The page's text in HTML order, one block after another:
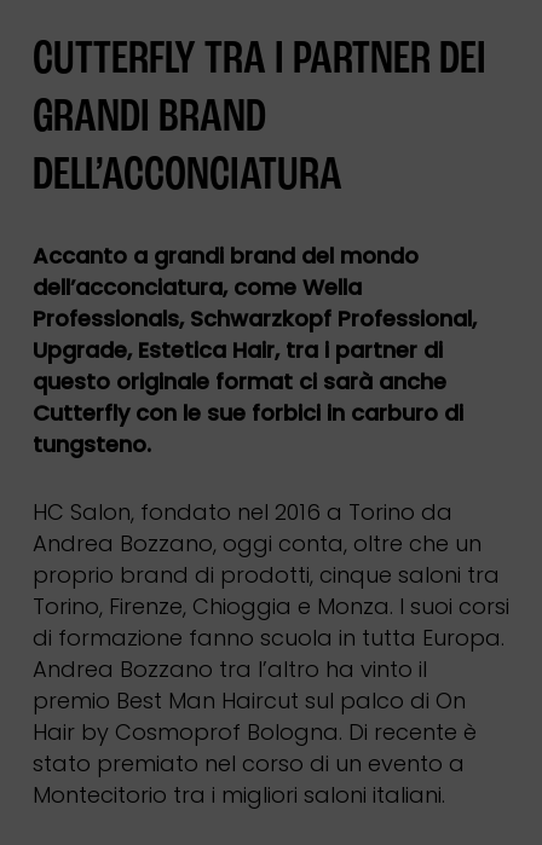
CUTTERFLY TRA I PARTNER DEI
GRANDI BRAND
DELL’ACCONCIATURA
Accanto a grandi brand del mondo
dell’acconciatura, come Wella
Professionals, Schwarzkopf Professional,
Upgrade, Estetica Hair, tra i partner di
questo originale format ci sarà anche
Cutterfly con le sue forbici in carburo di
tungsteno.
HC Salon, fondato nel 2016 a Torino da
Andrea Bozzano, oggi conta, oltre che un
proprio brand di prodotti, cinque saloni tra
Torino, Firenze, Chioggia e Monza. I suoi corsi
di formazione fanno scuola in tutta Europa.
Andrea Bozzano tra l’altro ha vinto il
premio Best Man Haircut sul palco di On
Hair by Cosmoprof Bologna. Di recente è
stato premiato nel corso di un evento a
Montecitorio tra i migliori saloni italiani.